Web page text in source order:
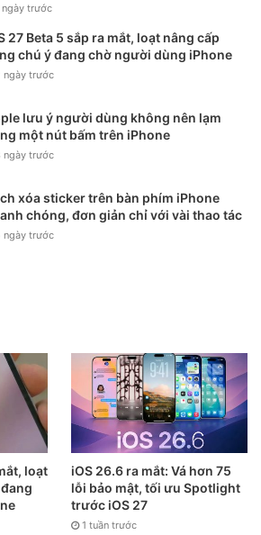
tiếp nhận hồ sơ, DEKEY VIETNAM
sinh viên về môi trường làm việc
phát triển nghề nghiệp cũng như
các ứng viên trẻ trong tương lai.
trực tiếp đã giúp doanh nghiệp hiểu rõ
hệ lao động mới, đồng thời giúp
nhìn thực tế về nhu cầu tuyển dụng
ngày trước
27 Beta 5 sắp ra mắt, loạt nâng cấp
chú ý đang chờ người dùng iPhone
ngày trước
lưu ý người dùng không nên lạm
một nút bấm trên iPhone
ngày trước
xóa sticker trên bàn phím iPhone
chóng, đơn giản chỉ với vài thao tác
ngày trước
loạt
iOS 26.6 ra mắt: Vá hơn 75
lỗi bảo mật, tối ưu Spotlight
trước iOS 27
1 tuần trước